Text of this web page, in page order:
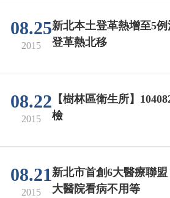
08.25
2015
新北本土登革熱增至5
登革熱北移
08.22
2015
【樹林區衛生所】
檢
08.21
2015
新北市首創6大醫療聯
大醫院看病不用等